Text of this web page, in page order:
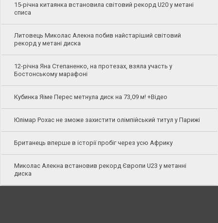
15-річна китаянка встановила світовий рекорд U20 у метані
списа
Литовець Миколас Алекна побив найстаріший світовий
рекорд у метані диска
12-річна Яна Степаненко, на протезах, взяла участь у
Бостонському марафоні
Кубинка Яіме Перес метнула диск на 73,09 м! +Відео
Юлімар Рохас не зможе захистити олімпійський титул у Парижі
Британець вперше в історії пробіг через усю Африку
Миколас Алекна встановив рекорд Європи U23 у метанні
диска